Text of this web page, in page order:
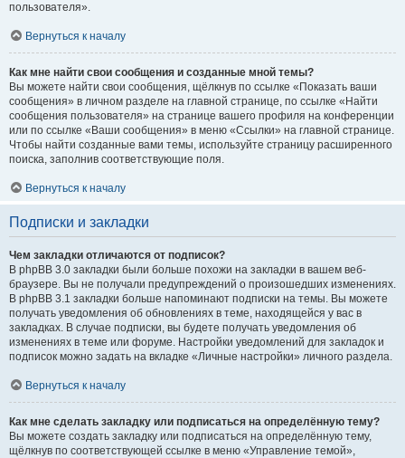
пользователя».
Вернуться к началу
Как мне найти свои сообщения и созданные мной темы?
Вы можете найти свои сообщения, щёлкнув по ссылке «Показать ваши
сообщения» в личном разделе на главной странице, по ссылке «Найти
сообщения пользователя» на странице вашего профиля на конференции
или по ссылке «Ваши сообщения» в меню «Ссылки» на главной странице.
Чтобы найти созданные вами темы, используйте страницу расширенного
поиска, заполнив соответствующие поля.
Вернуться к началу
Подписки и закладки
Чем закладки отличаются от подписок?
В phpBB 3.0 закладки были больше похожи на закладки в вашем веб-
браузере. Вы не получали предупреждений о произошедших изменениях.
В phpBB 3.1 закладки больше напоминают подписки на темы. Вы можете
получать уведомления об обновлениях в теме, находящейся у вас в
закладках. В случае подписки, вы будете получать уведомления об
изменениях в теме или форуме. Настройки уведомлений для закладок и
подписок можно задать на вкладке «Личные настройки» личного раздела.
Вернуться к началу
Как мне сделать закладку или подписаться на определённую тему?
Вы можете создать закладку или подписаться на определённую тему,
щёлкнув по соответствующей ссылке в меню «Управление темой»,